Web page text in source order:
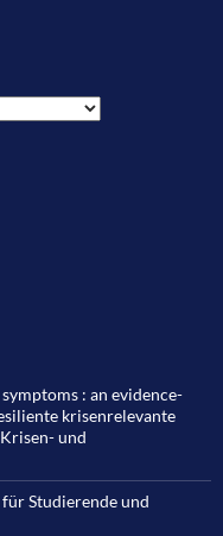
: an evidence-
krisenrelevante
und
Studierende und